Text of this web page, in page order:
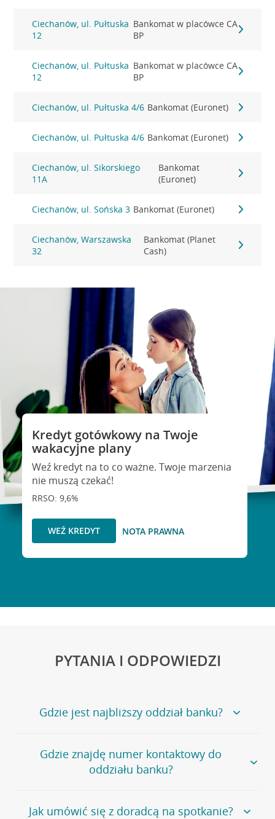
Ciechanów, ul. Pułtuska
12
Bankomat w placówce CA
BP
Ciechanów, ul. Pułtuska
12
Bankomat w placówce CA
BP
Ciechanów, ul. Pułtuska 4/6 Bankomat (Euronet)
Ciechanów, ul. Pułtuska 4/6 Bankomat (Euronet)
Ciechanów, ul. Sikorskiego
11A
Bankomat
(Euronet)
Ciechanów, ul. Sońska 3 Bankomat (Euronet)
Ciechanów, Warszawska
32
Bankomat (Planet
Cash)
Kredyt gotówkowy na Twoje
wakacyjne plany
Weź kredyt na to co ważne. Twoje marzenia
nie muszą czekać!
RRSO: 9,6%
WEŹ KREDYT NOTA PRAWNA
PYTANIA I ODPOWIEDZI
Gdzie jest najbliższy oddział banku?
Jeśli szukasz oddziału naszego banku, zapraszamy na
stronęPlacówki i bankomaty, na której znajduje się
wygodna wyszukiwarka.
oddziałów
Gdzie znajdę numer kontaktowy do
oddziału banku?
Bank Credit Agricole nie udostępnia ogólnego numeru
Jak umówić się z doradcą na spotkanie?